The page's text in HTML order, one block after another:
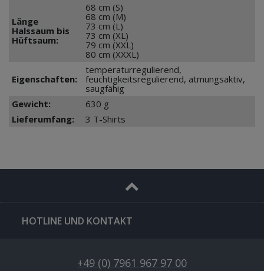
Länge
Halssaum bis
Hüftsaum:
68 cm (S)
68 cm (M)
73 cm (L)
73 cm (XL)
79 cm (XXL)
80 cm (XXXL)
Eigenschaften:
temperaturregulierend,
feuchtigkeitsregulierend, atmungsaktiv,
saugfähig
Gewicht:
630 g
Lieferumfang:
3 T-Shirts
HOTLINE UND KONTAKT
+49 (0) 7961 967 97 00